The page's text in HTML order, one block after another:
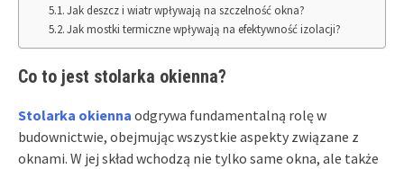
Jak deszcz i wiatr wpływają na szczelność okna?
Jak mostki termiczne wpływają na efektywność izolacji?
Co to jest stolarka okienna?
Stolarka okienna odgrywa fundamentalną rolę w
budownictwie, obejmując wszystkie aspekty związane z
oknami. W jej skład wchodzą nie tylko same okna, ale także